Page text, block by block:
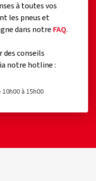
à toutes vos
les pneus et
dans notre FAQ.
des conseils
notre hotline :
à 15h00